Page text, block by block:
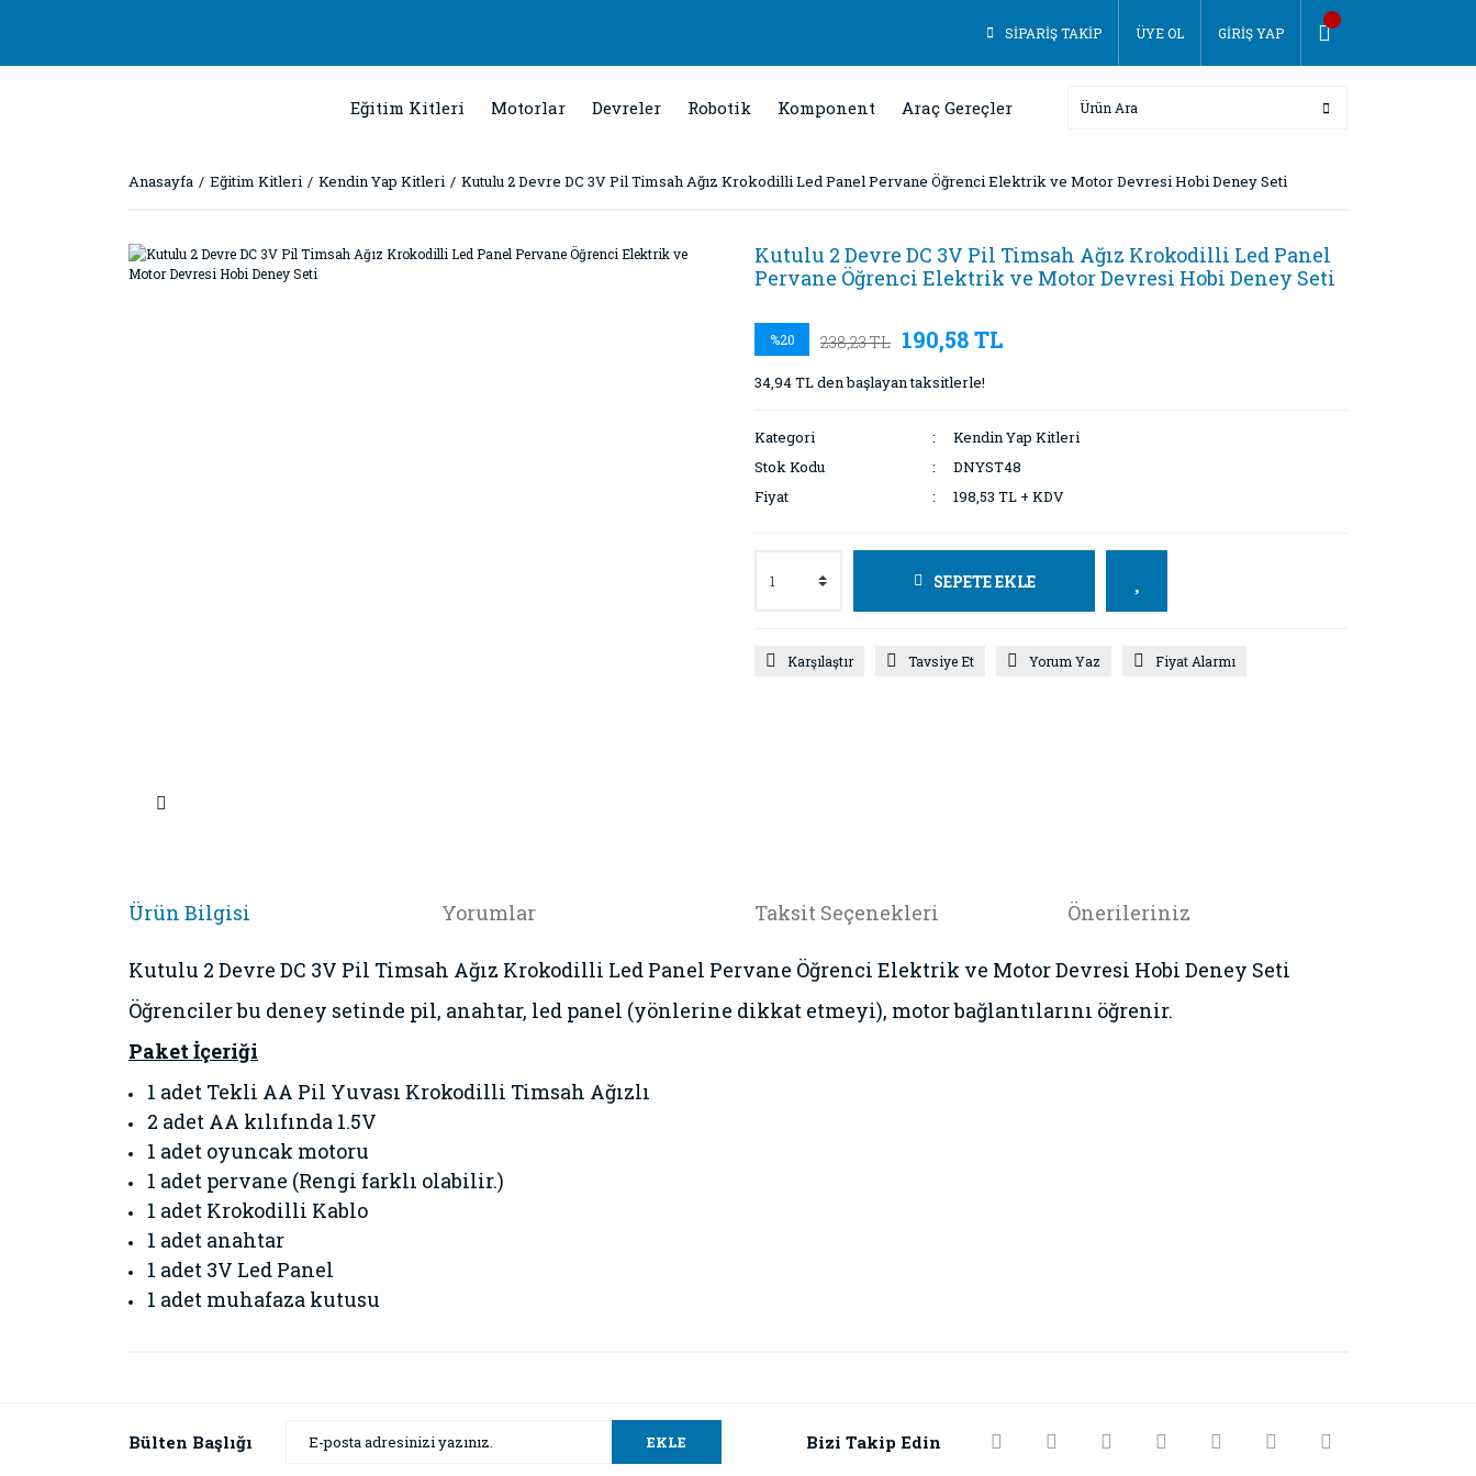
SİPARİŞ TAKİP ÜYE OL GİRİŞ YAP
Eğitim Kitleri Motorlar Devreler Robotik Komponent Araç Gereçler
Anasayfa Eğitim Kitleri Kendin Yap Kitleri Kutulu 2 Devre DC 3V Pil Timsah Ağız Krokodilli Led Panel Pervane Öğrenci Elektrik ve Motor Devresi Hobi Deney Seti
Kutulu 2 Devre DC 3V Pil Timsah Ağız Krokodilli Led Panel
Pervane Öğrenci Elektrik ve Motor Devresi Hobi Deney Seti
%20 238,23 TL 190,58 TL
34,94 TL den başlayan taksitlerle!
Kategori
Kendin Yap Kitleri
Stok Kodu
DNYST48
Fiyat
198,53 TL + KDV
SEPETE EKLE
Karşılaştır Tavsiye Et Yorum Yaz Fiyat Alarmı
Ürün Bilgisi Yorumlar Taksit Seçenekleri Önerileriniz
Kutulu 2 Devre DC 3V Pil Timsah Ağız Krokodilli Led Panel Pervane Öğrenci Elektrik ve Motor Devresi Hobi Deney Seti
Öğrenciler bu deney setinde pil, anahtar, led panel (yönlerine dikkat etmeyi), motor bağlantılarını öğrenir.
Paket İçeriği
1 adet Tekli AA Pil Yuvası Krokodilli Timsah Ağızlı
2 adet AA kılıfında 1.5V
1 adet oyuncak motoru
1 adet pervane (Rengi farklı olabilir.)
1 adet Krokodilli Kablo
1 adet anahtar
1 adet 3V Led Panel
1 adet muhafaza kutusu
Ürün resmi kalitesiz, bozuk veya görüntülenemiyor.
Bülten Başlığı EKLE Bizi Takip Edin